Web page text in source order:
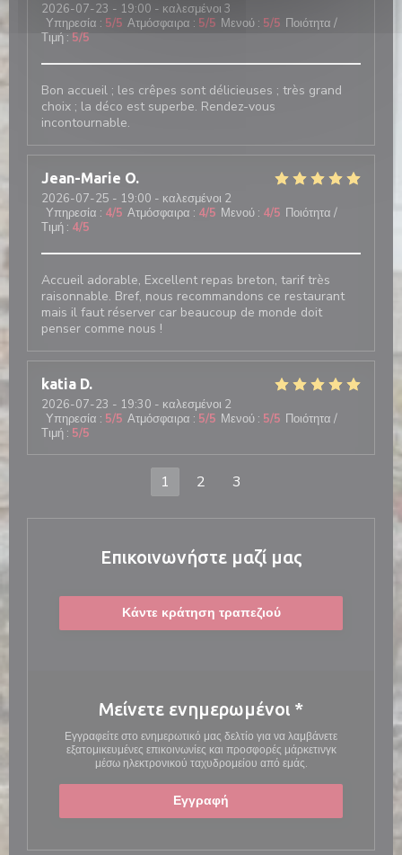
2026-07-23 - 19:00 - καλεσμένοι 3
Υπηρεσία : 5/5 Ατμόσφαιρα : 5/5 Μενού : 5/5 Ποιότητα /
Τιμή : 5/5
Bon accueil ; les crêpes sont délicieuses ; très grand
choix ; la déco est superbe. Rendez-vous
incontournable.
Jean-Marie O
2026-07-25 - 19:00 - καλεσμένοι 2
Υπηρεσία : 4/5 Ατμόσφαιρα : 4/5 Μενού : 4/5 Ποιότητα /
Τιμή : 4/5
Accueil adorable, Excellent repas breton, tarif très
raisonnable. Bref, nous recommandons ce restaurant
mais il faut réserver car beaucoup de monde doit
penser comme nous !
katia D
2026-07-23 - 19:30 - καλεσμένοι 2
Υπηρεσία : 5/5 Ατμόσφαιρα : 5/5 Μενού : 5/5 Ποιότητα /
Τιμή : 5/5
1 2 3
Επικοινωνήστε μαζί μας
Κάντε κράτηση τραπεζιού
Μείνετε ενημερωμένοι *
Εγγραφείτε στο ενημερωτικό μας δελτίο για να λαμβάνετε
εξατομικευμένες επικοινωνίες και προσφορές μάρκετινγκ
μέσω ηλεκτρονικού ταχυδρομείου από εμάς.
Εγγραφή